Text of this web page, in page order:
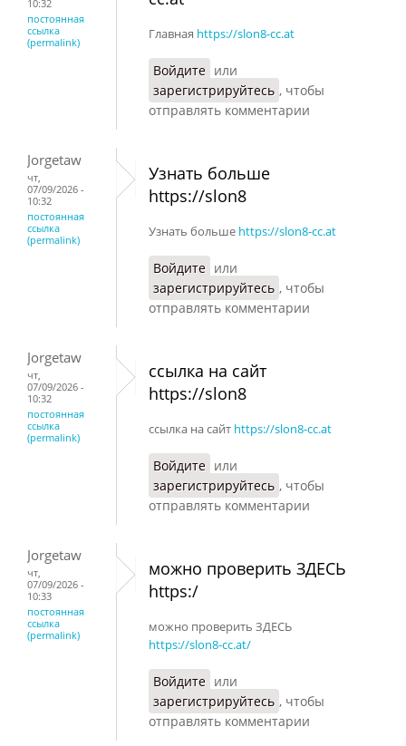
10:32
постоянная
ссылка
(permalink)
Главная https://slon8-cc.at
Войдите или
зарегистрируйтесь , чтобы
отправлять комментарии
Jorgetaw
чт,
07/09/2026 -
10:32
постоянная
ссылка
(permalink)
Узнать больше
https://slon8
Узнать больше https://slon8-cc.at
Войдите или
зарегистрируйтесь , чтобы
отправлять комментарии
Jorgetaw
чт,
07/09/2026 -
10:32
постоянная
ссылка
(permalink)
ссылка на сайт
https://slon8
ссылка на сайт https://slon8-cc.at
Войдите или
зарегистрируйтесь , чтобы
отправлять комментарии
Jorgetaw
чт,
07/09/2026 -
10:33
постоянная
ссылка
(permalink)
можно проверить ЗДЕСЬ
https:/
можно проверить ЗДЕСЬ
https://slon8-cc.at/
Войдите или
зарегистрируйтесь , чтобы
отправлять комментарии